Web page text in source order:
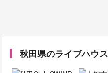
秋田県のライブハウス